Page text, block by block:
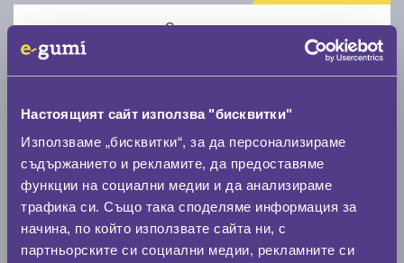
Настоящият сайт използва "бисквитки"
Използваме „бисквитки“, за да персонализираме
съдържанието и рекламите, да предоставяме
функции на социални медии и да анализираме
трафика си. Също така споделяме информация за
начина, по който използвате сайта ни, с
партньорските си социални медии, рекламните си
Стар размер